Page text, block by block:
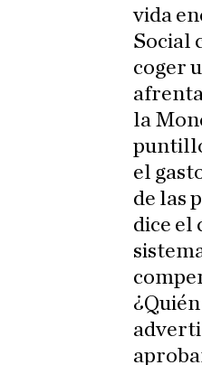
vida
Social
coger
la
el
de las
dice el